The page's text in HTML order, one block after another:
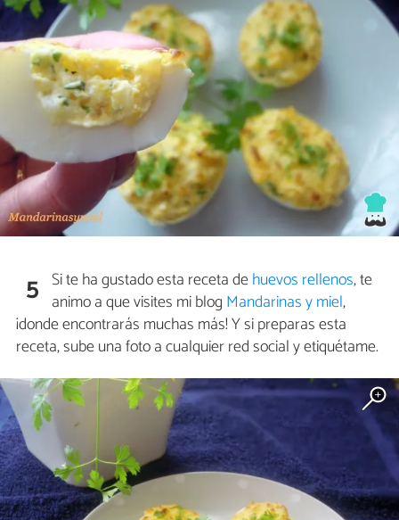
5 Si te ha gustado esta receta dehuevos rellenos, te
animo a que visites mi blog Mandarinas y miel,
¡donde encontrarás muchas más! Y si preparas esta
receta, sube una foto a cualquier red social y etiquétame.